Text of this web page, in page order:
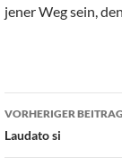
jener Weg sein,
VORHERIGER BEITRAG
Laudato si